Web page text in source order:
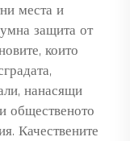
места и
защита от
които
нанасящи
общественото
Качествените